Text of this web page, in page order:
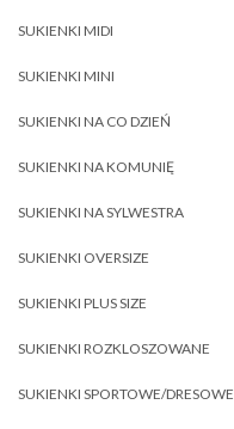
SUKIENKI MIDI
SUKIENKI MINI
SUKIENKI NA CO DZIEŃ
SUKIENKI NA KOMUNIĘ
SUKIENKI NA SYLWESTRA
SUKIENKI OVERSIZE
SUKIENKI PLUS SIZE
SUKIENKI ROZKLOSZOWANE
SUKIENKI SPORTOWE/DRESOWE